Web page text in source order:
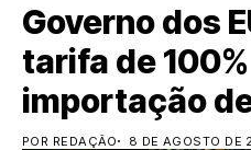
Governo dos
tarifa de
importação
POR REDAÇÃO 8 DE AGOSTO DE